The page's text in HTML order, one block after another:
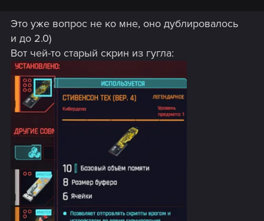
Это уже вопрос не ко мне, оно дублировалось
и до 2.0)
Вот чей-то старый скрин из гугла: